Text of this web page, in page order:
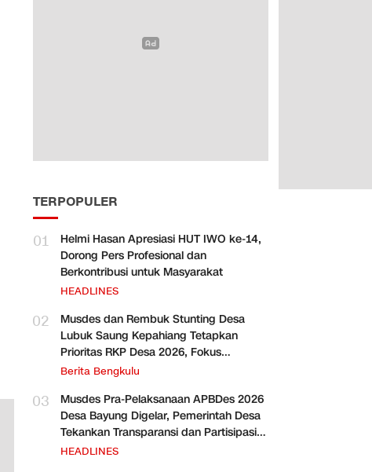
TERPOPULER
01
Helmi Hasan Apresiasi HUT IWO ke-14,
Dorong Pers Profesional dan
Berkontribusi untuk Masyarakat
HEADLINES
02
Musdes dan Rembuk Stunting Desa
Lubuk Saung Kepahiang Tetapkan
Prioritas RKP Desa 2026, Fokus
Infrastruktur dan Penurunan Stunting
Berita Bengkulu
03
Musdes Pra-Pelaksanaan APBDes 2026
Desa Bayung Digelar, Pemerintah Desa
Tekankan Transparansi dan Partisipasi
Warga
HEADLINES